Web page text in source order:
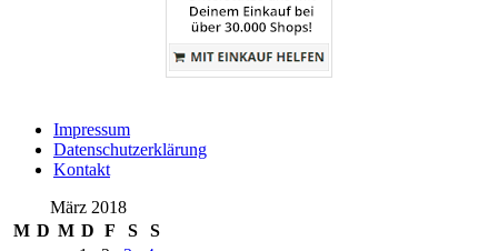
Impressum
Datenschutzerklärung
Kontakt
März 2018
M D M D F S
S